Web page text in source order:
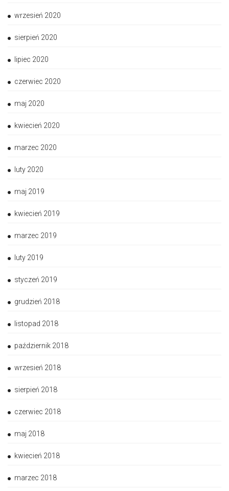
wrzesień 2020
sierpień 2020
lipiec 2020
czerwiec 2020
maj 2020
kwiecień 2020
marzec 2020
luty 2020
maj 2019
kwiecień 2019
marzec 2019
luty 2019
styczeń 2019
grudzień 2018
listopad 2018
październik 2018
wrzesień 2018
sierpień 2018
czerwiec 2018
maj 2018
kwiecień 2018
marzec 2018